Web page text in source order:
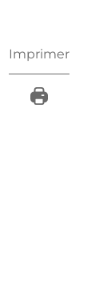
Imprimer